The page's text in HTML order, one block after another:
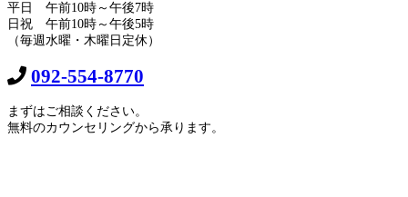
平日 午前10時～午後7時
日祝 午前10時～午後5時
（毎週水曜・木曜日定休）
092-554-8770
まずはご相談ください。
無料のカウンセリングから承ります。